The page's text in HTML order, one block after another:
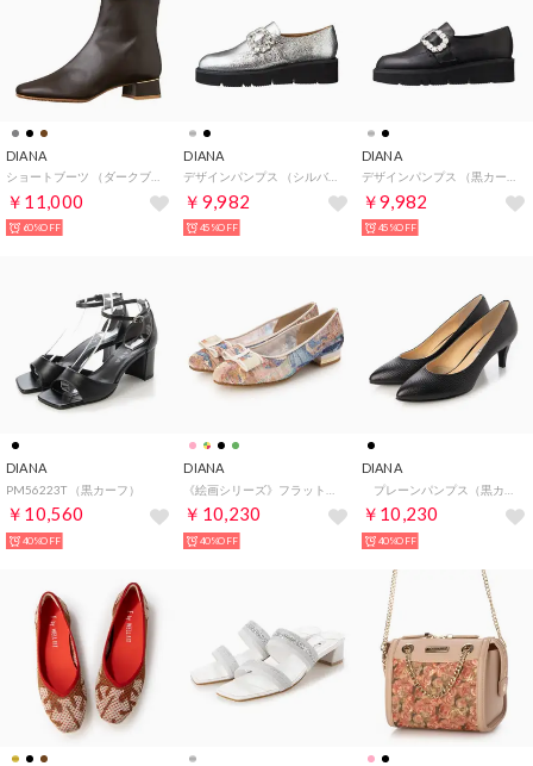
DIANA
￥11,000
60%OFF
DIANA
￥9,982
45%OFF
DIANA
￥9,982
45%OFF
DIANA
PM56223T （黒カーフ）
￥10,560
40%OFF
DIANA
￥10,230
40%OFF
DIANA
￥10,230
40%OFF